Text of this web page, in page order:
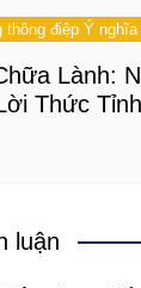
thông điệp Ý nghĩa
Lành:
Thức
luận